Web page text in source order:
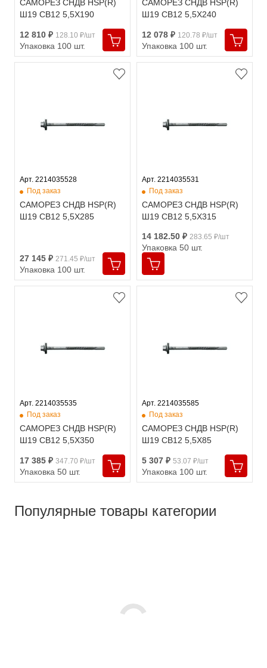
САМОРЕЗ СНДВ HSP(R)
Ш19 СВ12 5,5X190
12 810 ₽ 128.10 ₽/шт
Упаковка 100 шт.
САМОРЕЗ СНДВ HSP(R)
Ш19 СВ12 5,5X240
12 078 ₽ 120.78 ₽/шт
Упаковка 100 шт.
Арт. 2214035528
Под заказ
САМОРЕЗ СНДВ HSP(R)
Ш19 СВ12 5,5X285
27 145 ₽ 271.45 ₽/шт
Упаковка 100 шт.
Арт. 2214035531
Под заказ
САМОРЕЗ СНДВ HSP(R)
Ш19 СВ12 5,5X315
14 182.50 ₽ 283.65 ₽/шт
Упаковка 50 шт.
Арт. 2214035535
Под заказ
САМОРЕЗ СНДВ HSP(R)
Ш19 СВ12 5,5X350
17 385 ₽ 347.70 ₽/шт
Упаковка 50 шт.
Арт. 2214035585
Под заказ
САМОРЕЗ СНДВ HSP(R)
Ш19 СВ12 5,5X85
5 307 ₽ 53.07 ₽/шт
Упаковка 100 шт.
Популярные товары категории